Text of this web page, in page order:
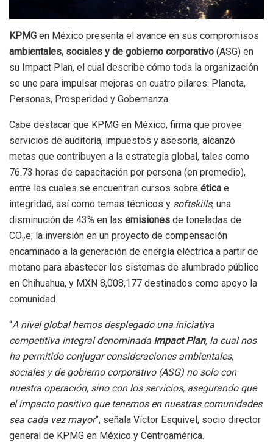
KPMG en México presenta el avance en sus compromisos
ambientales, sociales y de gobierno corporativo (ASG) en
su Impact Plan, el cual describe cómo toda la organización
se une para impulsar mejoras en cuatro pilares: Planeta,
Personas, Prosperidad y Gobernanza.
Cabe destacar que KPMG en México, firma que provee
servicios de auditoría, impuestos y asesoría, alcanzó
metas que contribuyen a la estrategia global, tales como
76.73 horas de capacitación por persona (en promedio),
entre las cuales se encuentran cursos sobre ética e
integridad, así como temas técnicos y softskills; una
disminución de 43% en las emisiones de toneladas de
CO2e; la inversión en un proyecto de compensación
encaminado a la generación de energía eléctrica a partir de
metano para abastecer los sistemas de alumbrado público
en Chihuahua, y MXN 8,008,177 destinados como apoyo la
comunidad.
“A nivel global hemos desplegado una iniciativa
competitiva integral denominada Impact Plan, la cual nos
ha permitido conjugar consideraciones ambientales,
sociales y de gobierno corporativo (ASG) no solo con
nuestra operación, sino con los servicios, asegurando que
el impacto positivo que tenemos en nuestras comunidades
sea cada vez mayor”, señala Víctor Esquivel, socio director
general de KPMG en México y Centroamérica.